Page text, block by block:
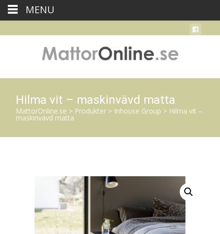
Hilma vit – maskinvävd matta
MattorOnline.se > Produkter > Inhouse Group > Hilma vit –
maskinvävd matta
MENU